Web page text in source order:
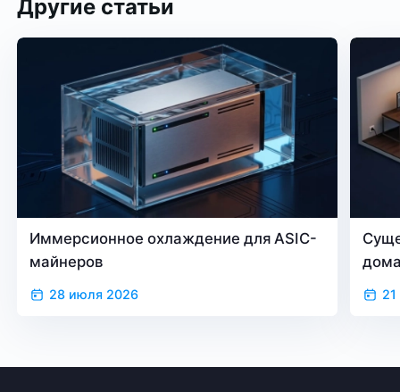
Другие статьи
Иммерсионное охлаждение для ASIC-
майнеров
28 июля 2026